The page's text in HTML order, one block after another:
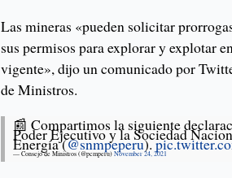
Las mineras «pueden solicitar
sus permisos para explorar y explotar
vigente», dijo un comunicado por
de Ministros.
📰 Compartimos la siguiente
Poder Ejecutivo y la Sociedad
Energía (@snmpeperu).
— Consejo de Ministros (@pcmperu)November 24, 2021